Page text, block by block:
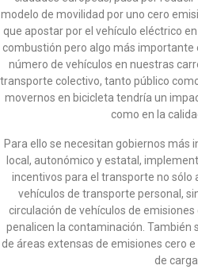
modelo de movilidad por uno cero
que apostar por el vehículo eléctrico
combustión pero algo más importante
número de vehículos en nuestras
transporte colectivo, tanto público
movernos en bicicleta tendría un
como en la
Para ello se necesitan gobiernos más
local, autonómico y estatal,
incentivos para el transporte no sólo
vehículos de transporte personal,
circulación de vehículos de
penalicen la contaminación. También
de áreas extensas de emisiones cero
de carga.